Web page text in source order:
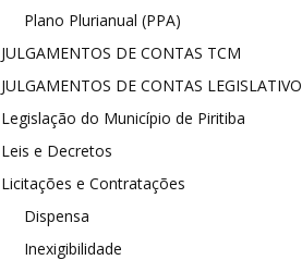
Plano Plurianual (PPA)
JULGAMENTOS DE CONTAS TCM
JULGAMENTOS DE CONTAS LEGISLATIVO
Legislação do Município de Piritiba
Leis e Decretos
Licitações e Contratações
Dispensa
Inexigibilidade